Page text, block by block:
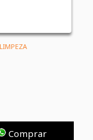
Comprar